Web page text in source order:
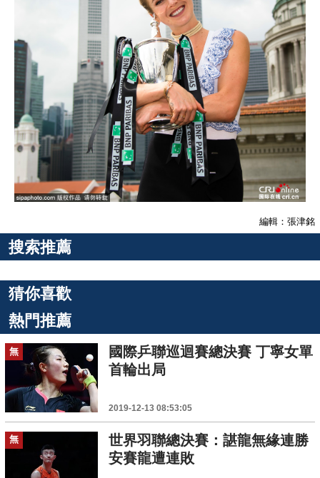
編輯：張津銘
搜索推薦
猜你喜歡
熱門推薦
無
國際乒聯巡迴賽總決賽 丁寧女單
首輪出局
2019-12-13 08:53:05
無
世界羽聯總決賽：諶龍無緣連勝
安賽龍遭連敗